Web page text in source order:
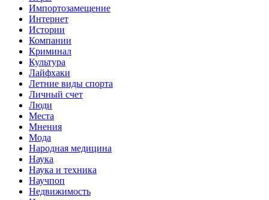
Импортозамещение
Интернет
Истории
Компании
Криминал
Культура
Лайфхаки
Летние виды спорта
Личный счет
Люди
Места
Мнения
Мода
Народная медицина
Наука
Наука и техника
Научпоп
Недвижимость